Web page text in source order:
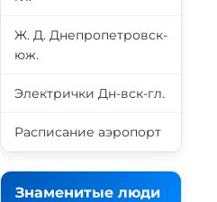
Ж. Д. Днепропетровск-
юж.
Электрички Дн-вск-гл.
Расписание аэропорт
Знаменитые люди